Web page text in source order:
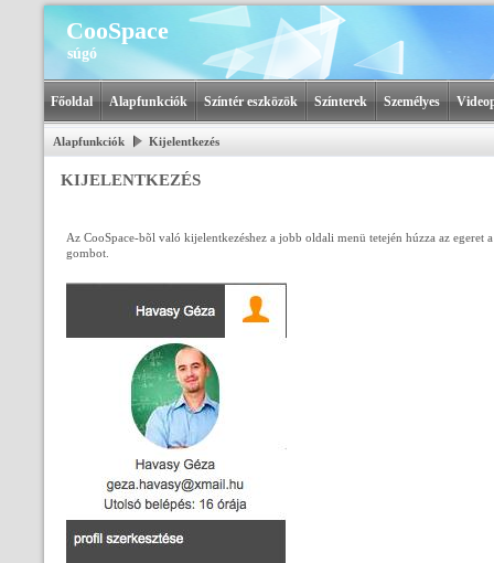
CooSpace
súgó
Főoldal Alapfunkciók Színtér eszközök Színterek Személyes
Alapfunkciók Kijelentkezés
KIJELENTKEZÉS
Az CooSpace-bõl való kijelentkezéshez a jobb oldali menü tetején húzza az
gombot.